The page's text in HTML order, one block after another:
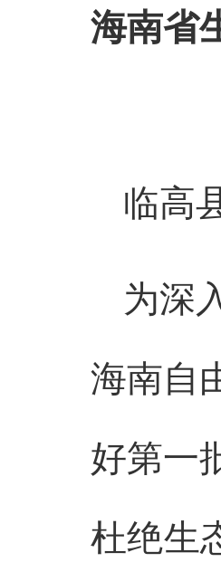
海南省
临高
为深
海南自
好第一
杜绝生